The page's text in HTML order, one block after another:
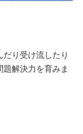
り受け流したり
解決力を育みま